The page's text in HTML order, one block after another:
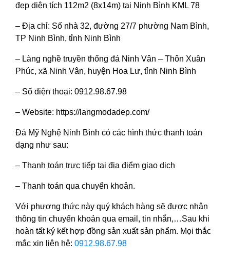
đẹp diện tích 112m2 (8x14m) tại Ninh Bình KML 78
– Địa chỉ: Số nhà 32, đường 27/7 phường Nam Bình,
TP Ninh Bình, tỉnh Ninh Bình
– Làng nghề truyền thống đá Ninh Vân – Thôn Xuân
Phúc, xã Ninh Vân, huyện Hoa Lư, tỉnh Ninh Bình
– Số điện thoại: 0912.98.67.98
– Website: https://langmodadep.com/
Đá Mỹ Nghệ Ninh Bình có các hình thức thanh toán
dạng như sau:
– Thanh toán trực tiếp tại địa điểm giao dịch
– Thanh toán qua chuyển khoản.
Với phương thức này quý khách hàng sẽ được nhận
thông tin chuyển khoản qua email, tin nhắn,…Sau khi
hoàn tất ký kết hợp đồng sản xuất sản phẩm. Mọi thắc
mắc xin liên hệ: 0912.98.67.98